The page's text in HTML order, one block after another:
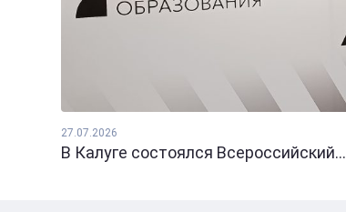
27.07.2026
В Калуге состоялся Всероссийский...